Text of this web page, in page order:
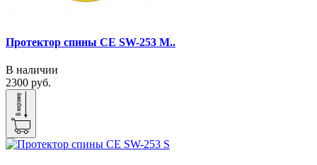
Протектор спины CE SW-253 M..
В наличии
2300 руб.